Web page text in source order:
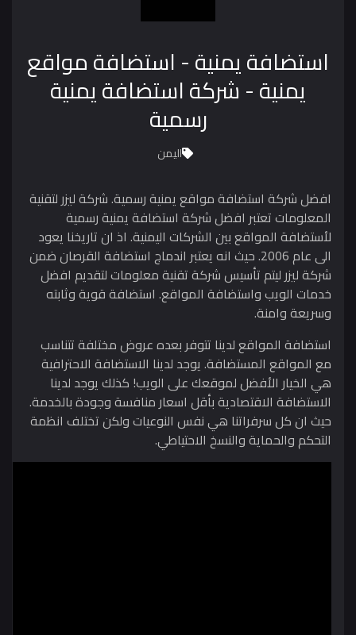
استضافة يمنية - استضافة مواقع
يمنية - شركة استضافة يمنية
رسمية
اليمن
افضل شركة استضافة مواقع يمنية رسمية. شركة ليزر لتقنية
المعلومات تعتبر افضل شركة استضافة يمنية رسمية
لأستضافة المواقع بين الشركات اليمنية. اذ ان تاريخنا يعود
الى عام 2006. حيث انه يعتبر اندماج استضافة القرصان ضمن
شركة ليزر ليتم تأسيس شركة تقنية معلومات لتقديم افضل
خدمات الويب واستضافة المواقع. استضافة قوية وثابته
وسريعة وامنة.
استضافة المواقع لدينا تتوفر بعده عروض مختلفة تتناسب
مع المواقع المستضافة. يوجد لدينا الاستضافة الاحترافية
هي الخيار الأفضل لموقعك على الويب! كذلك يوجد لدينا
الاستضافة الاقتصادية بأقل اسعار منافسة وجودة بالخدمة.
حيث ان كل سرفراتنا هي نفس النوعيات ولكن تختلف انظمة
التحكم والحماية والنسخ الاحتياطي.